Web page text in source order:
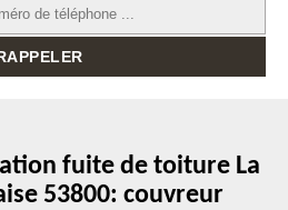
fuite de toiture La
53800: couvreur